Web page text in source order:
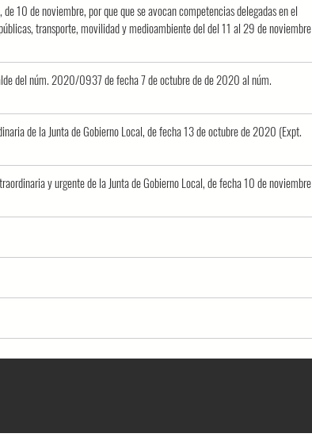
10 de noviembre, por que que se avocan competencias delegadas en el
transporte, movilidad y medioambiente del del 11 al 29 de noviembre
del núm. 2020/0937 de fecha 7 de octubre de de 2020 al núm.
de la Junta de Gobierno Local, de fecha 13 de octubre de 2020 (Expt.
y urgente de la Junta de Gobierno Local, de fecha 10 de noviembre